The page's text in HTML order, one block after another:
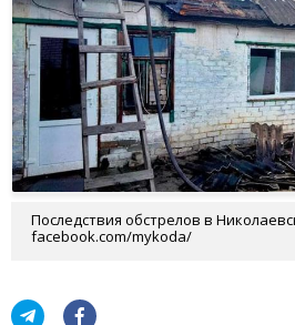
Последствия обстрелов в
facebook.com/mykoda/